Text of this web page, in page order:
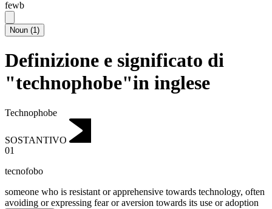
fewb
Noun (1)
Definizione e significato di
"technophobe"in inglese
Technophobe
SOSTANTIVO
01
tecnofobo
someone who is resistant or apprehensive towards technology, often
avoiding or expressing fear or aversion towards its use or adoption